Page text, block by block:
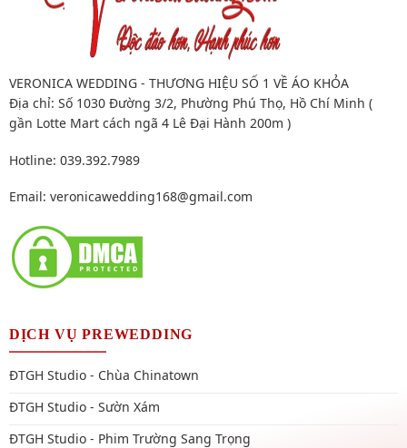
VERONICA WEDDING - THƯƠNG HIỆU SỐ 1 VỀ ÁO KHỎA
Địa chỉ: Số 1030 Đường 3/2, Phường Phú Thọ, Hồ Chí Minh (
gần Lotte Mart cách ngã 4 Lê Đại Hành 200m )
Hotline: 039.392.7989
Email: veronicawedding168@gmail.com
DỊCH VỤ PREWEDDING
ĐTGH Studio - Chùa Chinatown
ĐTGH Studio - Sườn Xám
ĐTGH Studio - Phim Trường Sang Trọng